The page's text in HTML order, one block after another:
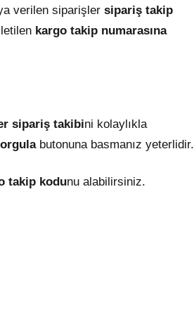
verilen siparişler sipariş takip
kargo takip numarasına
sipariş takibini kolaylıkla
butonuna basmanız yeterlidir.
takip kodunu alabilirsiniz.